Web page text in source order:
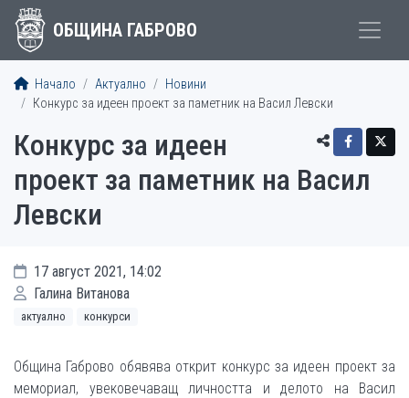
ОБЩИНА ГАБРОВО
Начало Актуално
Новини
Конкурс за идеен проект за паметник на Васил Левски
Конкурс за идеен
проект за паметник на Васил
Левски
17 август 2021, 14:02
Галина Витанова
актуално конкурси
Община Габрово обявява открит конкурс за идеен проект за
мемориал, увековечаващ личността и делото на Васил